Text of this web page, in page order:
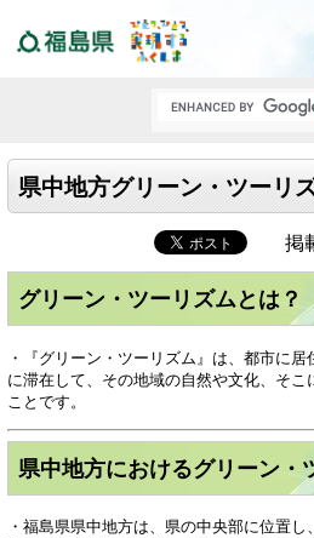
県中地方グリーン・ツーリ
掲
グリーン・ツーリズムとは？
・『グリーン・ツーリズム』は、都市に
に滞在して、その地域の自然や文化、そ
ことです。
県中地方におけるグリーン・
・福島県県中地方は、県の中央部に位置